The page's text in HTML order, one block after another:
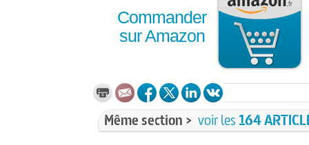
Commander
sur Amazon
Même section > voir les 164